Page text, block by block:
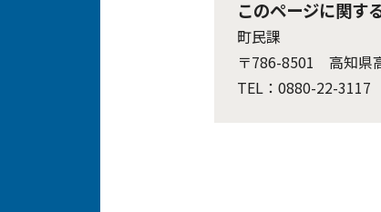
このページに関す
町民課
〒786-8501 高知県
TEL：0880-22-